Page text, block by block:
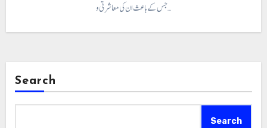
جس کے باعث ان کی معاشرتی و…
Search
Search